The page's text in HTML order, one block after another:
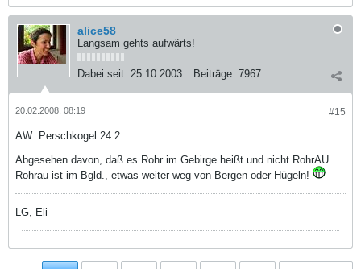
alice58
Langsam gehts aufwärts!
Dabei seit: 25.10.2003 Beiträge: 7967
#15
20.02.2008, 08:19
AW: Perschkogel 24.2.
Abgesehen davon, daß es Rohr im Gebirge heißt und nicht RohrAU.
Rohrau ist im Bgld., etwas weiter weg von Bergen oder Hügeln!
LG, Eli